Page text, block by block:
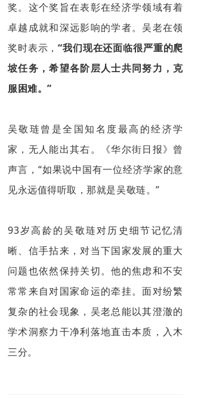
奖。这个奖旨在表彰在经济学领域有着
卓越成就和深远影响的学者。吴老在领
奖时表示，“我们现在还面临很严重的爬
坡任务，希望各阶层人士共同努力，克
服困难。”
吴敬琏曾是全国知名度最高的经济学
家，无人能出其右。《华尔街日报》曾
声言，“如果说中国有一位经济学家的意
见永远值得听取，那就是吴敬琏。”
93岁高龄的吴敬琏对历史细节记忆清
晰、信手拈来，对当下国家发展的重大
问题也依然保持关切。他的焦虑和不安
常常来自对国家命运的牵挂。面对纷繁
复杂的社会现象，吴老总能以其澄澈的
学术洞察力干净利落地直击本质，入木
三分。